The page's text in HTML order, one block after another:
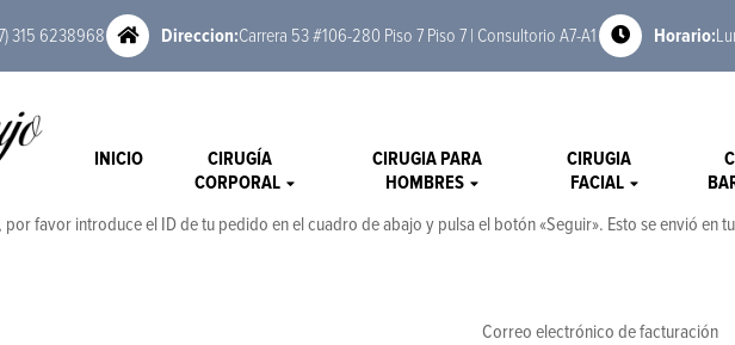
315 6238968 Direccion:Carrera 53 #106-280 Piso 7 Piso 7 | Consultorio A7-A1 Horario:
INICIO
CIRUGÍA
CORPORAL
CIRUGIA PARA
HOMBRES
CIRUGIA
FACIAL
favor introduce el ID de tu pedido en el cuadro de abajo y pulsa el botón «Seguir». Esto se envió
Correo electrónico de facturación